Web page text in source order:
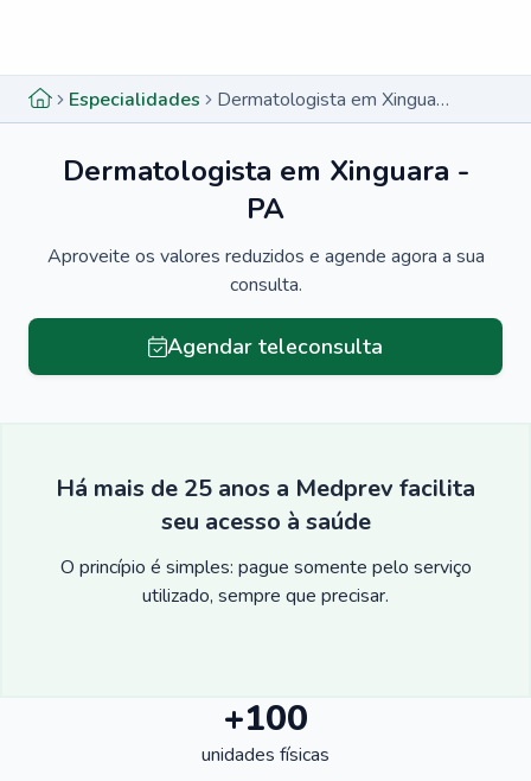
Especialidades Dermatologista em Xinguara - PA
Dermatologista em Xinguara -
PA
Aproveite os valores reduzidos e agende agora a sua
consulta.
Agendar teleconsulta
Há mais de 25 anos a Medprev facilita
seu acesso à saúde
O princípio é simples: pague somente pelo serviço
utilizado, sempre que precisar.
+100
unidades físicas